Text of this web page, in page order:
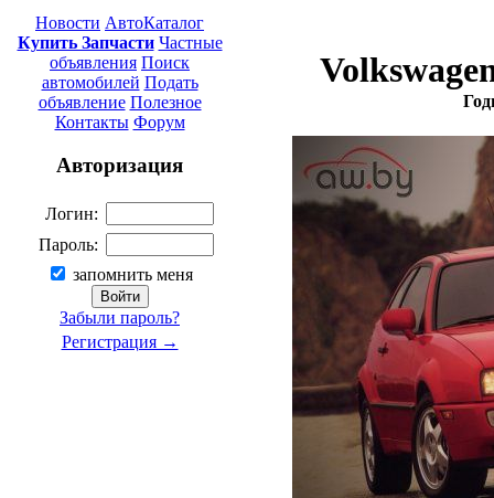
Новости АвтоКаталог
Купить Запчасти Частные
объявления Поиск
автомобилей Подать
объявление Полезное
Контакты Форум
Авторизация
Логин:
Пароль:
запомнить меня
Забыли пароль?
Регистрация →